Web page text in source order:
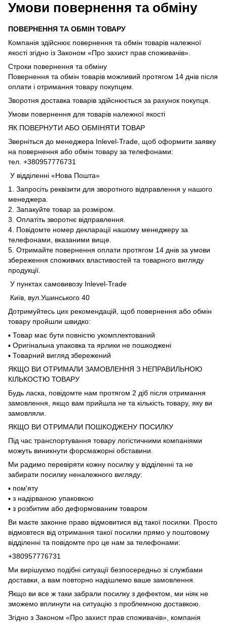
Умови повернення та обміну
ПОВЕРНЕННЯ ТА ОБМІН ТОВАРУ
Компанія здійснює повернення та обмін товарів належної
якості згідно із Законом «Про захист прав споживачів».
Строки повернення та обміну
Повернення та обмін товарів можливий протягом 14 днів після
оплати і отримання товару покупцем.
Зворотня доставка товарів здійснюється за рахунок покупця.
Умови повернення для товарів належної якості
ЯК ПОВЕРНУТИ АБО ОБМІНЯТИ ТОВАР
Зверніться до менеджера Inlevel-Trade, щоб оформити заявку
на повернення або обмін товару за телефонами:
тел. +380957776731
У відділенні «Нова Пошта»
1. Запросіть реквізити для зворотного відправлення у нашого
менеджера.
2. Запакуйте товар за розміром.
3. Оплатіть зворотнє відправлення.
4. Повідомте номер декларації нашому менеджеру за
телефонами, вказаними вище.
5. Отримайте повернення оплати протягом 14 днів за умови
збереження споживчих властивостей та товарного вигляду
продукції.
У пунктах самовивозу Inlevel-Trade
Київ, вул.Ушинського 40
Дотримуйтесь цих рекомендацій, щоб повернення або обмін
товару пройшли швидко:
▪️ Товар має бути повністю укомплектований
▪️ Оригінальна упаковка та ярлики не пошкоджені
▪️ Товарний вигляд збережений
ЯКЩО ВИ ОТРИМАЛИ ЗАМОВЛЕННЯ З НЕПРАВИЛЬНОЮ
КІЛЬКОСТЮ ТОВАРУ
Будь ласка, повідомте нам протягом 2 діб після отримання
замовлення, якщо вам прийшла не та кількість товару, яку ви
замовляли.
ЯКЩО ВИ ОТРИМАЛИ ПОШКОДЖЕНУ ПОСИЛКУ
Під час транспортування товару логістичними компаніями
можуть виникнути форсмажорні обставини.
Ми радимо перевіряти кожну посилку у відділенні та не
забирати посилку неналежного вигляду:
▪️ пом'яту
▪️ з надірваною упаковкою
▪️ з розбитим або деформованим товаром
Ви маєте законне право відмовитися від такої посилки. Просто
відмовтеся від отримання такої посилки прямо у поштовому
відділенні та повідомте про це нам за телефонами:
+380957776731
Ми вирішуємо подібні ситуації безпосередньо зі службами
доставки, а вам повторно надішлемо ваше замовлення.
Якщо ви все ж таки забрали посилку з дефектом, ми ніяк не
зможемо вплинути на ситуацію з проблемною доставкою.
Згідно з Законом «Про захист прав споживачів», компанія